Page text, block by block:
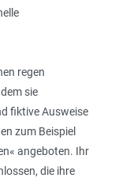
regen
sie
fiktive Ausweise
zum Beispiel
angeboten. Ihr
die ihre